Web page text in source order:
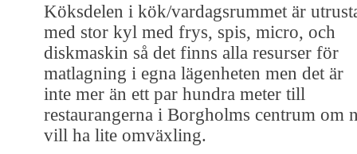
Köksdelen i kök/vardagsrummet är
med stor kyl med frys, spis, micro, och
diskmaskin så det finns alla resurser för
matlagning i egna lägenheten men det är
inte mer än ett par hundra meter till
restaurangerna i Borgholms centrum om
vill ha lite omväxling.